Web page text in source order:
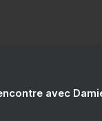
avec